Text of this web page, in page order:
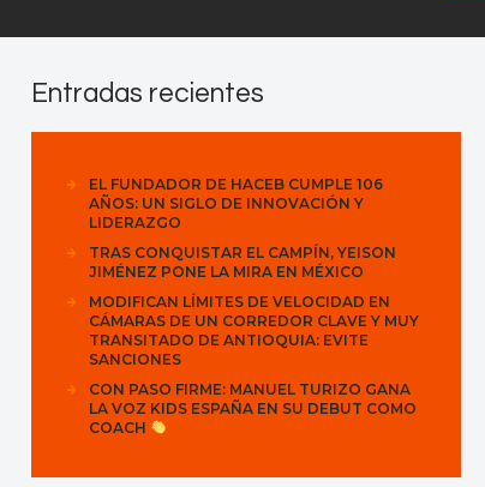
Entradas recientes
EL FUNDADOR DE HACEB CUMPLE 106
AÑOS: UN SIGLO DE INNOVACIÓN Y
LIDERAZGO
TRAS CONQUISTAR EL CAMPÍN, YEISON
JIMÉNEZ PONE LA MIRA EN MÉXICO
MODIFICAN LÍMITES DE VELOCIDAD EN
CÁMARAS DE UN CORREDOR CLAVE Y MUY
TRANSITADO DE ANTIOQUIA: EVITE
SANCIONES
CON PASO FIRME: MANUEL TURIZO GANA
LA VOZ KIDS ESPAÑA EN SU DEBUT COMO
COACH